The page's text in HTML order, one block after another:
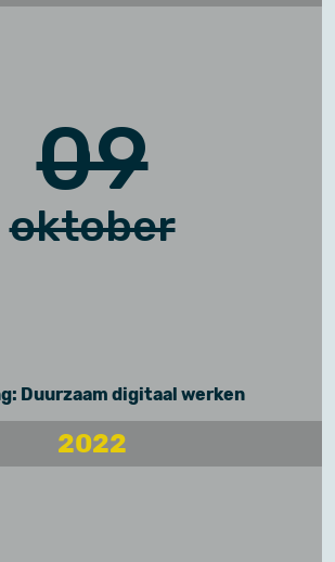
09
oktober
Duurzaam digitaal werken
2022